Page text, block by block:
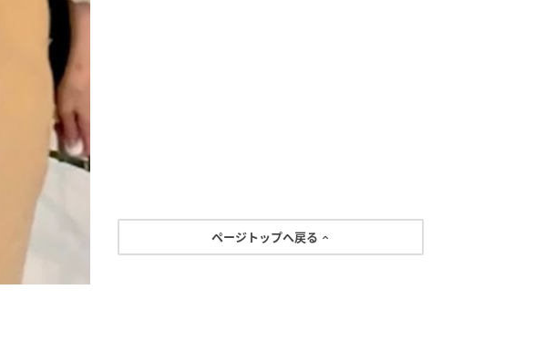
ページトップへ戻る